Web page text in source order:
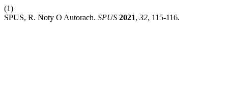
(1)
SPUS, R. Noty O Autorach. SPUS 2021, 32, 115-116.